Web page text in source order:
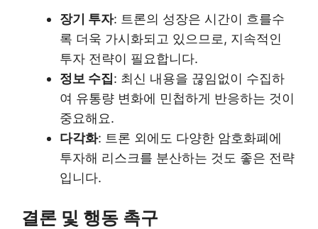
장기 투자: 트론의 성장은 시간이 흐를수
록 더욱 가시화되고 있으므로, 지속적인
투자 전략이 필요합니다.
정보 수집: 최신 내용을 끊임없이 수집하
여 유통량 변화에 민첩하게 반응하는 것이
중요해요.
다각화: 트론 외에도 다양한 암호화폐에
투자해 리스크를 분산하는 것도 좋은 전략
입니다.
결론 및 행동 촉구